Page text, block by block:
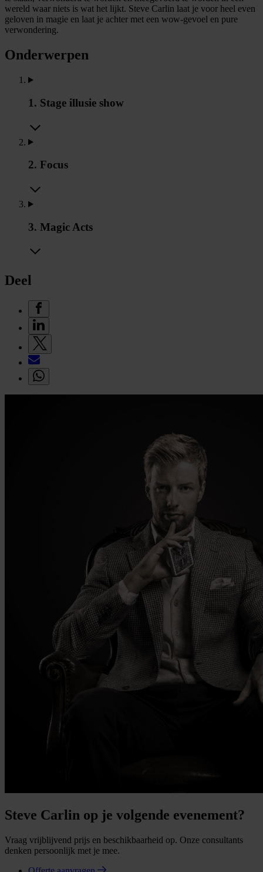
wereld waar niets is wat het lijkt. Steve Carlin laat je voor heel even
geloven in magie en laat je achter met een wow-gevoel en pure
verwondering.
Onderwerpen
1. Stage illusie show
2. Focus
3. Magic Acts
Deel
Steve Carlin op je volgende evenement?
Vraag vrijblijvend prijs en beschikbaarheid op. Onze consultants
denken persoonlijk met je mee.